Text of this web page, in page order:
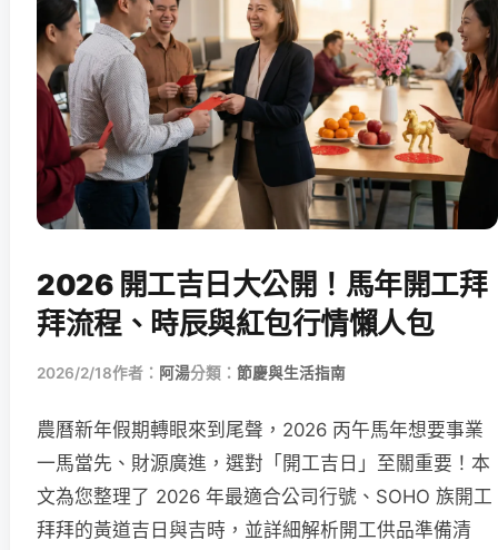
2026 開工吉日大公開！馬年開工拜
拜流程、時辰與紅包行情懶人包
2026/2/18作者： 阿湯分類： 節慶與生活指南
農曆新年假期轉眼來到尾聲，2026 丙午馬年想要事業
一馬當先、財源廣進，選對「開工吉日」至關重要！本
文為您整理了 2026 年最適合公司行號、SOHO 族開工
拜拜的黃道吉日與吉時，並詳細解析開工供品準備清